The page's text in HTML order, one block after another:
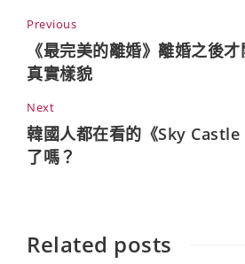
Previous
《最完美的離婚》離婚之後
真實樣貌
Next
韓國人都在看的《Sky
了嗎？
Related posts